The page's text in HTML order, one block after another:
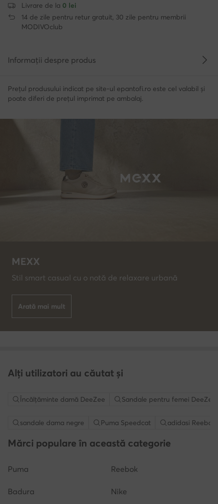
Livrare de la 0 lei
14 de zile pentru retur gratuit, 30 zile pentru membrii
MODIVOclub
Informații despre produs
Prețul produsului indicat pe site-ul epantofi.ro este cel valabil și
poate diferi de prețul imprimat pe ambalaj.
MEXX
Stil smart casual cu o notă de relaxare urbană
Arată mai mult
Alți utilizatori au căutat și
Încălțăminte damă DeeZee Sandale pentru femei DeeZee
sandale dama negre Puma Speedcat adidasi Reebok
Mărci populare în această categorie
Puma Reebok
Badura Nike